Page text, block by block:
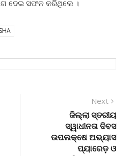
ଦେଇ ସଫଳ କରିଥିଲେ ।
Next
post:
ଜିଲ୍ଲା ସ୍ତରୀୟ
ସ୍ୱାଧୀନତା ଦିବସ
ଉପଲକ୍ଷେ ଅଭ୍ୟାସ
ପ୍ୟାରେଡ଼ ଓ